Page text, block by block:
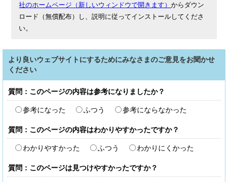
社のホームページ（新しいウィンドウで開きます）からダウン
ロード（無償配布）し、説明に従ってインストールしてくださ
い。
より良いウェブサイトにするためにみなさまのご意見をお聞かせ
ください
質問：このページの内容は参考になりましたか？
参考になった ふつう 参考にならなかった
質問：このページの内容はわかりやすかったですか？
わかりやすかった ふつう わかりにくかった
質問：このページは見つけやすかったですか？